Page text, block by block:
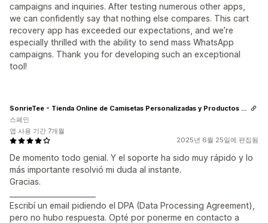
campaigns and inquiries. After testing numerous other apps,
we can confidently say that nothing else compares. This cart
recovery app has exceeded our expectations, and we’re
especially thrilled with the ability to send mass WhatsApp
campaigns. Thank you for developing such an exceptional
tool!
2025년 6월 25일에 편집됨
De momento todo genial. Y el soporte ha sido muy rápido y lo
más importante resolvió mi duda al instante.
Gracias.
Escribí un email pidiendo el DPA (Data Processing Agreement),
pero no hubo respuesta. Opté por ponerme en contacto a
스페인
앱 사용 기간 7개월